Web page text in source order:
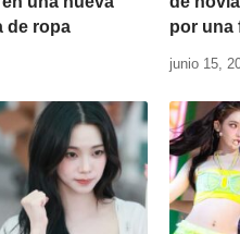
de ropa
por una
junio 15,